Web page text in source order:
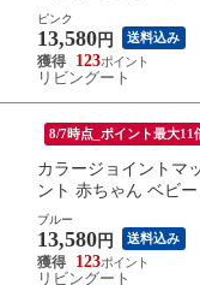
ピンク
13,580 円 送料込み
123
リビングート
8/7時点_ポイント最大11
カラージョイントマ
ント 赤ちゃん ベビ
ブルー
13,580 円 送料込み
123
リビングート